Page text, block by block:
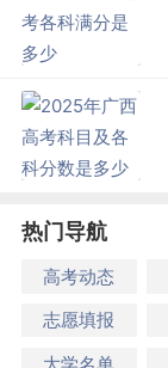
热门导航
高考动态
志愿填报
大学名单